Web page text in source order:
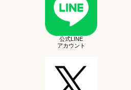
公式LINE
アカウント